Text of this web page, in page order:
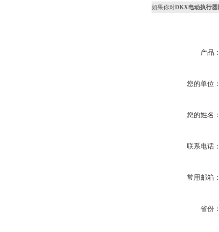
如果你对DKX电动执行器
产品
您的单位
您的姓名
联系电话
常用邮箱
省份